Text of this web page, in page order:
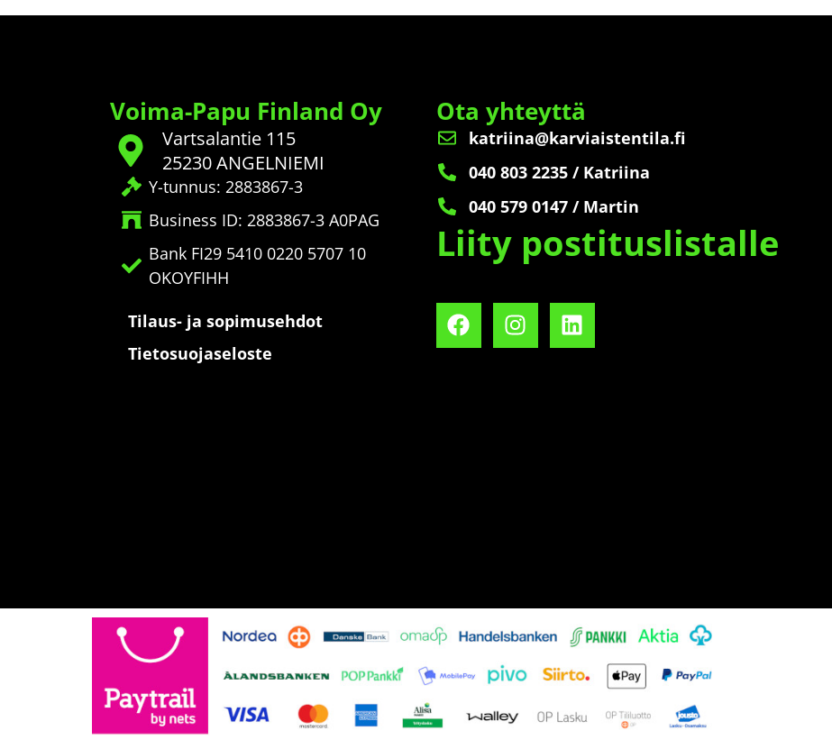
Voima-Papu Finland Oy
Vartsalantie 115
25230 ANGELNIEMI
Y-tunnus: 2883867-3
Business ID: 2883867-3 A0PAG
Bank FI29 5410 0220 5707 10
OKOYFIHH
Tilaus- ja sopimusehdot
Tietosuojaseloste
Ota yhteyttä
katriina@karviaistentila.fi
040 803 2235 / Katriina
040 579 0147 / Martin
Liity postituslistalle